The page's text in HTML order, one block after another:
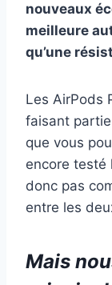
nouveaux
meilleure
qu’une
Les AirPods
faisant
que vous
encore testé
donc pas
entre les
Mais